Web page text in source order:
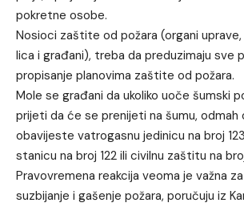
pokretne osobe.
Nosioci zaštite od požara (organi
lica i građani), treba da preduzimaju sve
propisanje planovima zaštite od požara.
Mole se građani da ukoliko uoče šumski
prijeti da će se prenijeti na šumu, odmah
obavijeste vatrogasnu jedinicu na broj
stanicu na broj 122 ili civilnu zaštitu na broj
Pravovremena reakcija veoma je važna
suzbijanje i gašenje požara, poručuju iz